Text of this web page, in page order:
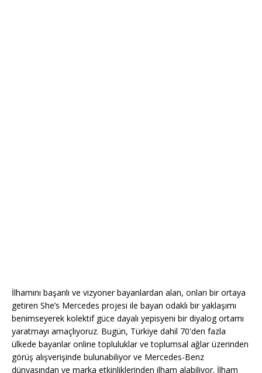
İlhamını başarılı ve vizyoner bayanlardan alan, onları bir ortaya
getiren She’s Mercedes projesi ile bayan odaklı bir yaklaşımı
benimseyerek kolektif güce dayalı yepisyeni bir diyalog ortamı
yaratmayı amaçlıyoruz. Bugün, Türkiye dahil 70'den fazla
ülkede bayanlar online topluluklar ve toplumsal ağlar üzerinden
görüş alışverişinde bulunabiliyor ve Mercedes-Benz
dünyasından ve marka etkinliklerinden ilham alabiliyor. İlham